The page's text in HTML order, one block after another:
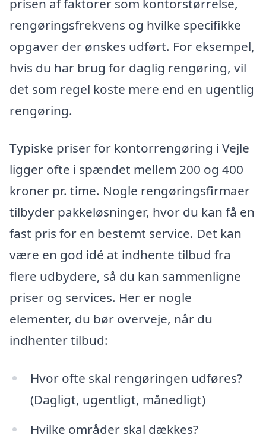
rengøringsfrekvens og hvilke specifikke
opgaver der ønskes udført. For eksempel,
hvis du har brug for daglig rengøring, vil
det som regel koste mere end en ugentlig
rengøring.
Typiske priser for kontorrengøring i Vejle
ligger ofte i spændet mellem 200 og 400
kroner pr. time. Nogle rengøringsfirmaer
tilbyder pakkeløsninger, hvor du kan få en
fast pris for en bestemt service. Det kan
være en god idé at indhente tilbud fra
flere udbydere, så du kan sammenligne
priser og services. Her er nogle
elementer, du bør overveje, når du
indhenter tilbud:
Hvor ofte skal rengøringen udføres?
(Dagligt, ugentligt, månedligt)
Hvilke områder skal dækkes?